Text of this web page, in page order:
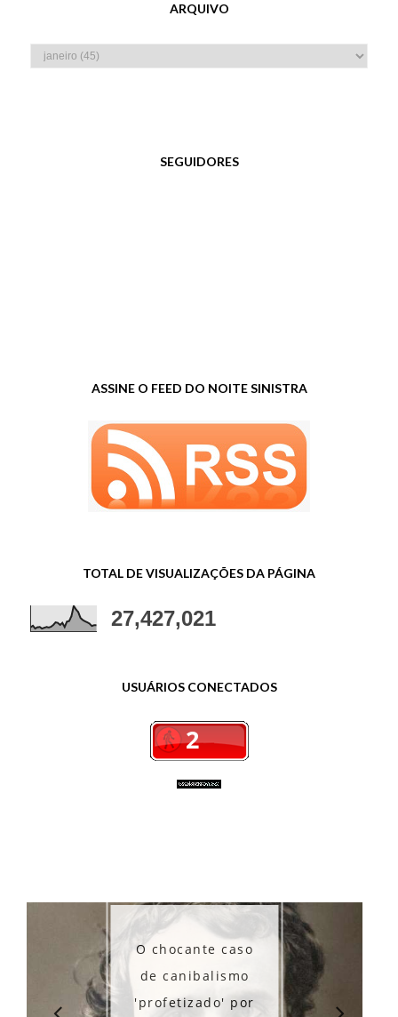
ARQUIVO
SEGUIDORES
ASSINE O FEED DO NOITE SINISTRA
TOTAL DE VISUALIZAÇÕES DA PÁGINA
27,427,021
USUÁRIOS CONECTADOS
O chocante caso
de canibalismo
'profetizado' por